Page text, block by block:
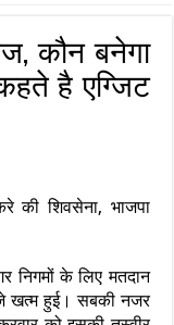
कौन बनेगा
है एग्जिट
की शिवसेना, भाजपा
निगमों के लिए मतदान
खत्म हुई। सबकी नजर